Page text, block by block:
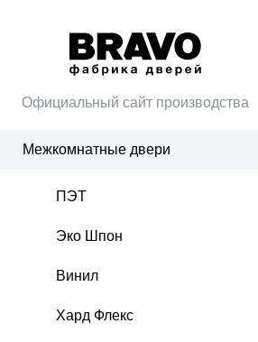
Официальный сайт производства
Межкомнатные двери
ПЭТ
Эко Шпон
Винил
Хард Флекс